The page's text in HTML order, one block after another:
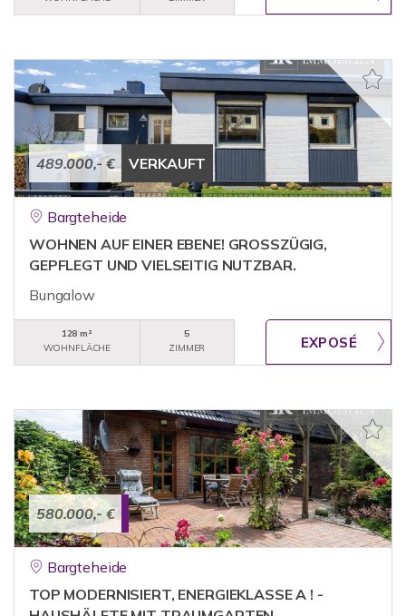
489.000,- € VERKAUFT
Bargteheide
WOHNEN AUF EINER EBENE! GROSSZÜGIG,
GEPFLEGT UND VIELSEITIG NUTZBAR.
Bungalow
128 m²
WOHNFLÄCHE
5
ZIMMER
580.000,- €
Bargteheide
TOP MODERNISIERT, ENERGIEKLASSE A ! -